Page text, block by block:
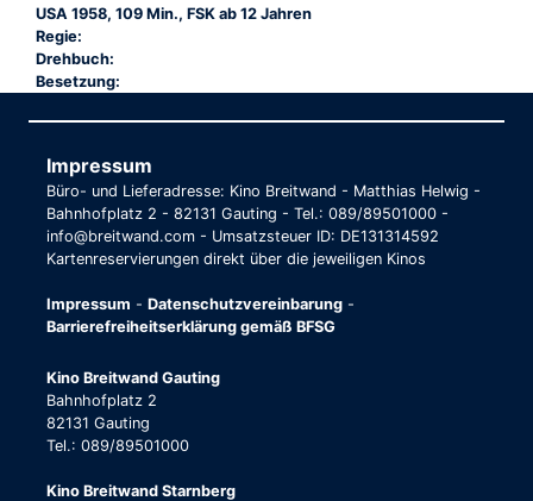
USA 1958, 109 Min., FSK ab 12 Jahren
Regie:
Drehbuch:
Besetzung:
Impressum
Büro- und Lieferadresse: Kino Breitwand - Matthias Helwig -
Bahnhofplatz 2 - 82131 Gauting - Tel.: 089/89501000 -
info@breitwand.com - Umsatzsteuer ID: DE131314592
Kartenreservierungen direkt über die jeweiligen Kinos
Impressum - Datenschutzvereinbarung -
Barrierefreiheitserklärung gemäß BFSG
Kino Breitwand Gauting
Bahnhofplatz 2
82131 Gauting
Tel.: 089/89501000
Kino Breitwand Starnberg